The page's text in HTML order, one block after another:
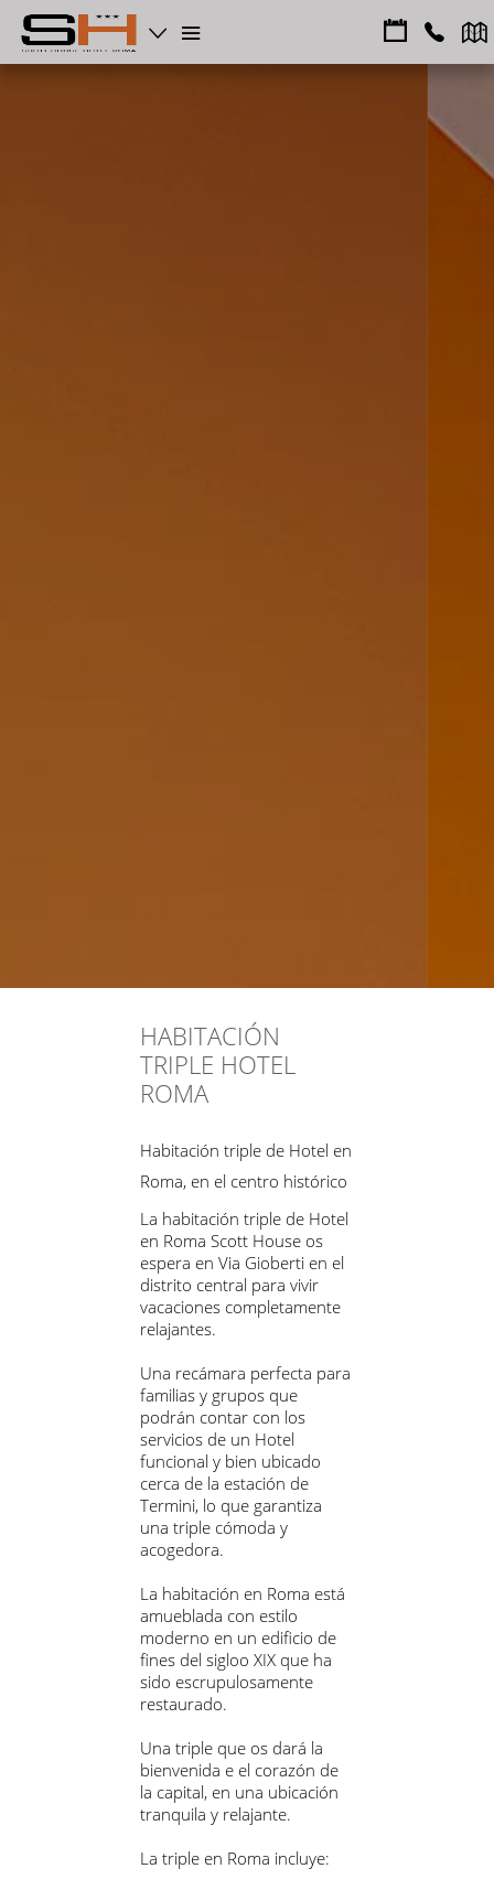
HABITACIÓN
TRIPLE HOTEL
ROMA
Habitación triple de Hotel en
Roma, en el centro histórico
La habitación triple de Hotel
en Roma Scott House os
espera en Via Gioberti en el
distrito central para vivir
vacaciones completamente
relajantes.
Una recámara perfecta para
familias y grupos que
podrán contar con los
servicios de un Hotel
funcional y bien ubicado
cerca de la estación de
Termini, lo que garantiza
una triple cómoda y
acogedora.
La habitación en Roma está
amueblada con estilo
moderno en un edificio de
fines del sigloo XIX que ha
sido escrupulosamente
restaurado.
Una triple que os dará la
bienvenida e el corazón de
la capital, en una ubicación
tranquila y relajante.
La triple en Roma incluye: